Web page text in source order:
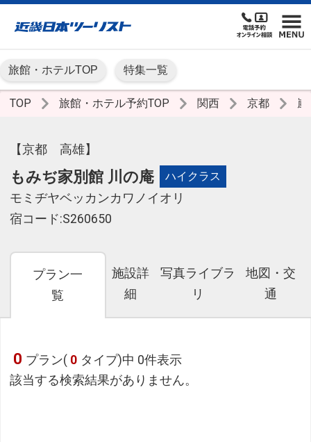
旅館・ホテルTOP 特集一覧
TOP 旅館・ホテル予約TOP 関西 京都
【京都 高雄】
もみぢ家別館 川の庵 ハイクラス
モミヂヤベッカンカワノイオリ
宿コード:S260650
プラン一
覧
施設詳
細
写真ライブラ
リ
地図・交
通
0 プラン( 0 タイプ)中 0件表示
該当する検索結果がありません。